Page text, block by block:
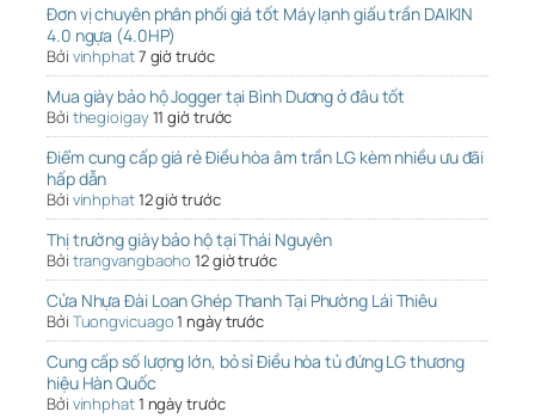
Đơn vị chuyên phân phối giá tốt Máy lạnh giấu trần DAIKIN
4.0 ngựa (4.0HP)
Bởi vinhphat7 giờ trước
Mua giày bảo hộ Jogger tại Bình Dương ở đâu tốt
Bởi thegioigay11 giờ trước
Điểm cung cấp giá rẻ Điều hòa âm trần LG kèm nhiều ưu đãi
hấp dẫn
Bởi vinhphat12 giờ trước
Thị trường giày bảo hộ tại Thái Nguyên
Bởi trangvangbaoho 12 giờ trước
Cửa Nhựa Đài Loan Ghép Thanh Tại Phường Lái Thiêu
Bởi Tuongvicuago1 ngày trước
Cung cấp số lượng lớn, bỏ sỉ Điều hòa tủ đứng LG thương
hiệu Hàn Quốc
Bởi vinhphat1 ngày trước